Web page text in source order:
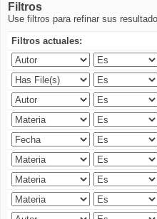
Filtros
Use filtros para refinar sus
Filtros actuales: